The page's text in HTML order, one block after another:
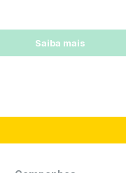
Saiba mais